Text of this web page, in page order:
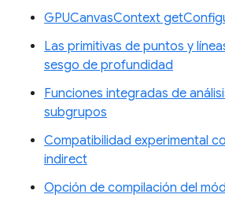
GPUCanvasContext
Las primitivas de puntos y
sesgo de profundidad
Funciones integradas de
subgrupos
Compatibilidad experimental
indirect
Opción de compilación del